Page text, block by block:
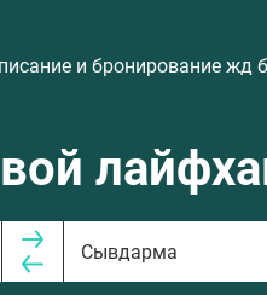
и бронирование жд